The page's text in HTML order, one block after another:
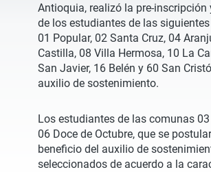
Antioquia, realizó la pre-inscripción
de los estudiantes de las
01 Popular, 02 Santa Cruz, 04
Castilla, 08 Villa Hermosa, 10 La
San Javier, 16 Belén y 60 San
auxilio de sostenimiento.
Los estudiantes de las comunas
06 Doce de Octubre, que se
beneficio del auxilio de
seleccionados de acuerdo a la